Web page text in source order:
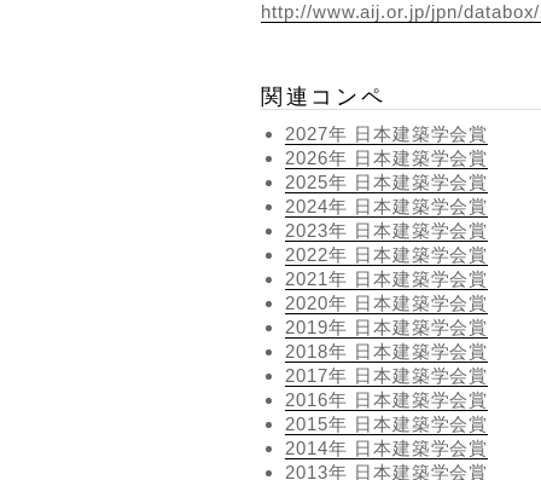
http://www.aij.or.jp/jpn/
関連コンペ
2027年 日本建築学会賞
2026年 日本建築学会賞
2025年 日本建築学会賞
2024年 日本建築学会賞
2023年 日本建築学会賞
2022年 日本建築学会賞
2021年 日本建築学会賞
2020年 日本建築学会賞
2019年 日本建築学会賞
2018年 日本建築学会賞
2017年 日本建築学会賞
2016年 日本建築学会賞
2015年 日本建築学会賞
2014年 日本建築学会賞
2013年 日本建築学会賞